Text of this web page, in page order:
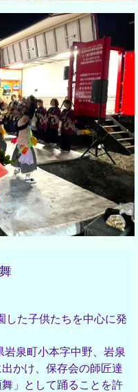
した子供たちを中心に発
泉町小本字中野、岩泉
かけ、保存会の師匠達
」として踊ることを許